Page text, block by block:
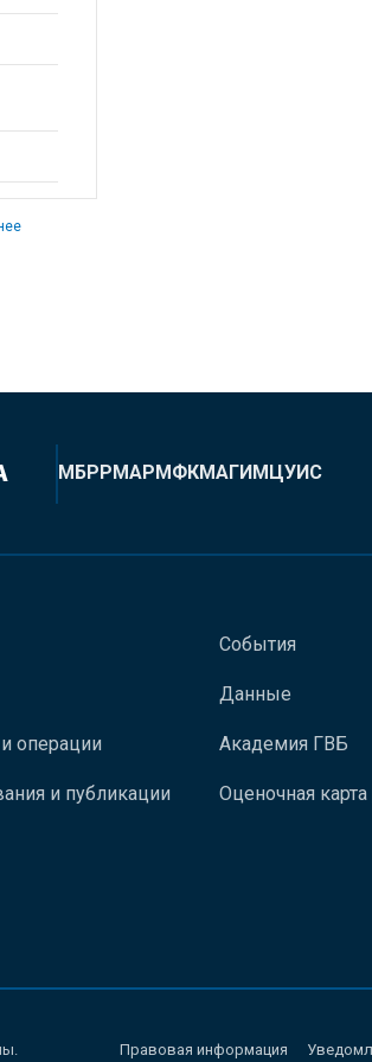
МБРРМАРМФКМАГИМЦУИС
операции
и публикации
События
Данные
Академия ГВБ
Оценочная карта
Правовая информация